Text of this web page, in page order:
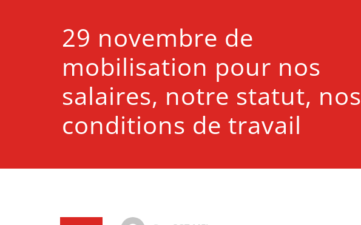
29 novembre de
mobilisation pour nos
salaires, notre statut, nos
conditions de travail